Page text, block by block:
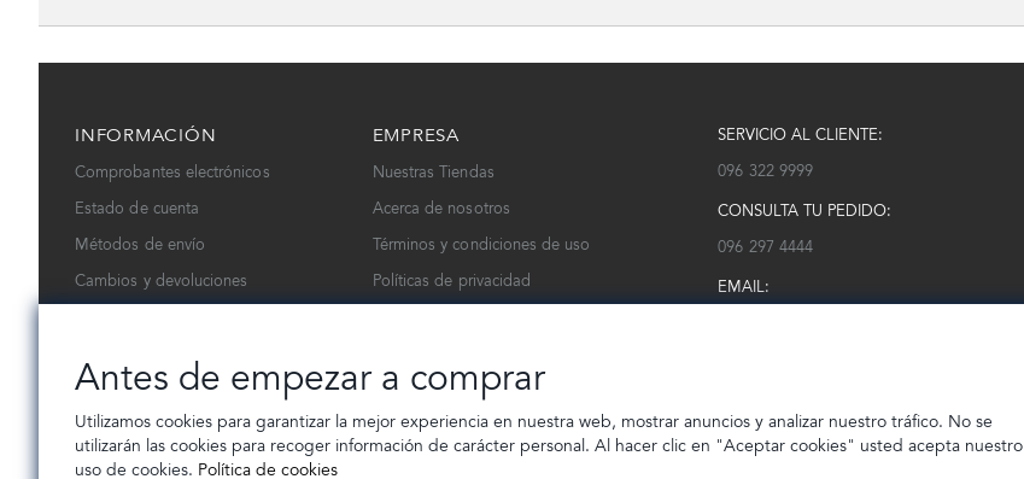
INFORMACIÓN
Comprobantes electrónicos
Estado de cuenta
Métodos de envío
Cambios y devoluciones
EMPRESA
Nuestras Tiendas
Acerca de nosotros
Términos y condiciones de uso
Políticas de privacidad
SERVICIO AL CLIENTE:
096 322 9999
CONSULTA TU PEDIDO:
096 297 4444
EMAIL:
Antes de empezar a comprar
Utilizamos cookies para garantizar la mejor experiencia en nuestra web, mostrar anuncios y analizar nuestro tráfico. No se
utilizarán las cookies para recoger información de carácter personal. Al hacer clic en "Aceptar cookies" usted acepta nuestro
uso de cookies. Política de cookies